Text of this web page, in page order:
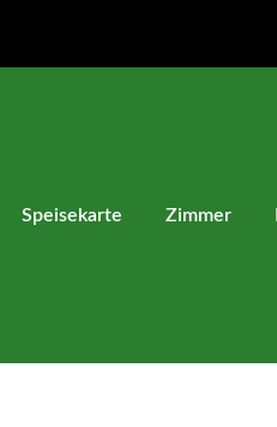
Speisekarte Zimmer